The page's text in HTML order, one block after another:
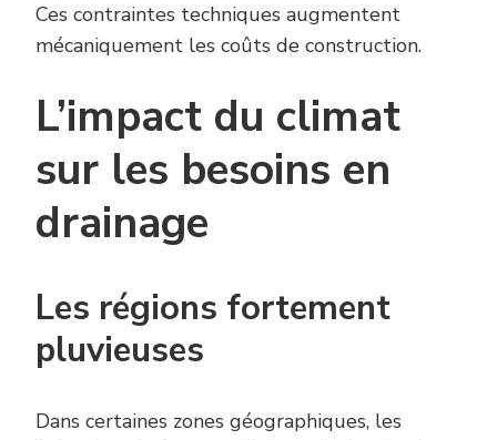
Ces contraintes techniques augmentent
mécaniquement les coûts de construction.
L’impact du climat
sur les besoins en
drainage
Les régions fortement
pluvieuses
Dans certaines zones géographiques, les